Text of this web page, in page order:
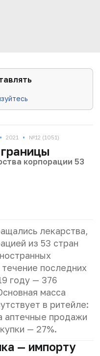
• 2021 • №12 (1051)
корпорации 53
лекарства,
из 53 стран
последних
году — 376
масса
в ритейле:
аптечные продажи
— 27%.
— импорту